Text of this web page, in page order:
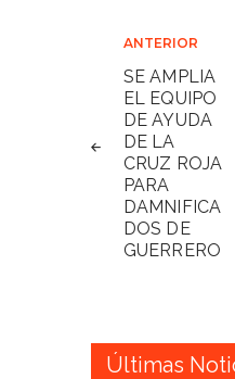
de
entradas
ANTERIOR
SE AMPLIA
EL EQUIPO
DE AYUDA
DE LA
CRUZ ROJA
PARA
DAMNIFICA
DOS DE
GUERRERO
Últimas